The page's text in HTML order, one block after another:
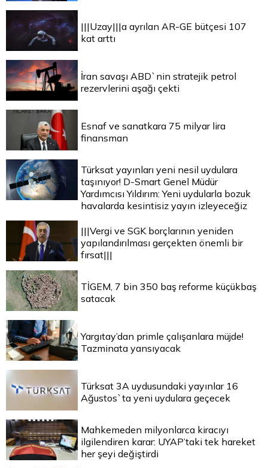
|||Uzay|||a ayrılan AR-GE bütçesi 107
kat arttı
İran savaşı ABD`nin stratejik petrol
rezervlerini aşağı çekti
Esnaf ve sanatkara 75 milyar lira
finansman
Türksat yayınları yeni nesil uydulara
taşınıyor! D-Smart Genel Müdür
Yardımcısı Yıldırım: Yeni uydularla bozuk
havalarda kesintisiz yayın izleyeceğiz
|||Vergi ve SGK borçlarının yeniden
yapılandırılması gerçekten önemli bir
fırsat|||
TİGEM, 7 bin 350 baş reforme küçükbaş
satacak
Yargıtay’dan primle çalışanlara müjde!
Tazminata yansıyacak
Türksat 3A uydusundaki yayınlar 16
Ağustos`ta yeni uydulara geçecek
Mahkemeden milyonlarca kiracıyı
ilgilendiren karar: UYAP’taki tek hareket
her şeyi değiştirdi